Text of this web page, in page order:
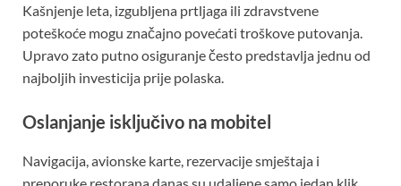
Kašnjenje leta, izgubljena prtljaga ili zdravstvene
poteškoće mogu značajno povećati troškove putovanja.
Upravo zato putno osiguranje često predstavlja jednu od
najboljih investicija prije polaska.
Oslanjanje isključivo na mobitel
Navigacija, avionske karte, rezervacije smještaja i